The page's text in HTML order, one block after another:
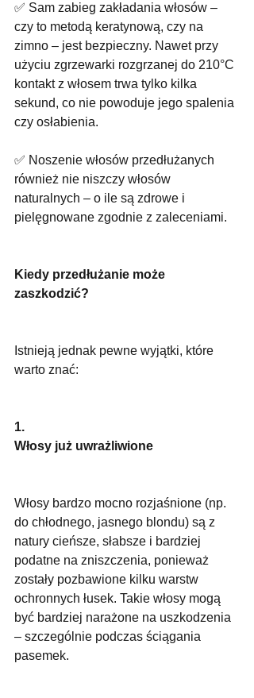
✅ Sam zabieg zakładania włosów –
czy to metodą keratynową, czy na
zimno – jest bezpieczny. Nawet przy
użyciu zgrzewarki rozgrzanej do 210°C
kontakt z włosem trwa tylko kilka
sekund, co nie powoduje jego spalenia
czy osłabienia.
✅ Noszenie włosów przedłużanych
również nie niszczy włosów
naturalnych – o ile są zdrowe i
pielęgnowane zgodnie z zaleceniami.
Kiedy przedłużanie może
zaszkodzić?
Istnieją jednak pewne wyjątki, które
warto znać:
1.
Włosy już uwrażliwione
Włosy bardzo mocno rozjaśnione (np.
do chłodnego, jasnego blondu) są z
natury cieńsze, słabsze i bardziej
podatne na zniszczenia, ponieważ
zostały pozbawione kilku warstw
ochronnych łusek. Takie włosy mogą
być bardziej narażone na uszkodzenia
– szczególnie podczas ściągania
pasemek.